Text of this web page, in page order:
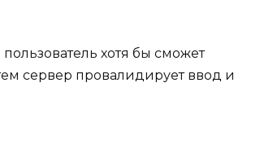
хотя бы сможет
сервер провалидирует ввод и